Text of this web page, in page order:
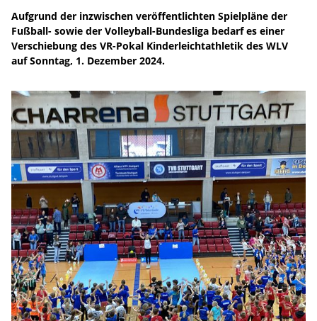
Aufgrund der inzwischen veröffentlichten Spielpläne der
Fußball- sowie der Volleyball-Bundesliga bedarf es einer
Verschiebung des VR-Pokal Kinderleichtathletik des WLV
auf Sonntag, 1. Dezember 2024.